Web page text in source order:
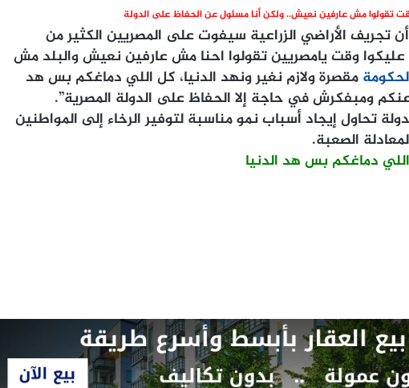
تقولوا مش عارفين نعيش.. ولكن أنا مسئول عن الحفاظ على الدولة
تجريف الأراضي الزراعية سيفوت على المصريين الكثير من
وقت يامصريين تقولوا احنا مش عارفين نعيش والبلد مش
مقصرة ولازم نغير ونهد الدنيا، كل اللي دماغكم بس هد
عنكم ومبفكرش في حاجة إلا الحفاظ على الدولة المصرية”.
تحاول إيجاد أسباب نمو مناسبة لتوفير الرخاء إلى المواطنين
الصعبة.
دماغكم بس هد الدنيا